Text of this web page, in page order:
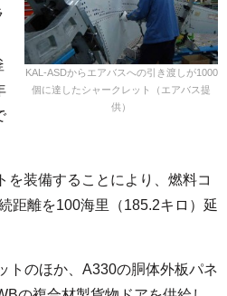
KAL-ASDからエアバスへの引き渡しが1000
個に達したシャークレット（エアバス提
供）
装備することにより、燃料コ
距離を100海里（185.2キロ）延
のほか、A330の胴体外板パネ